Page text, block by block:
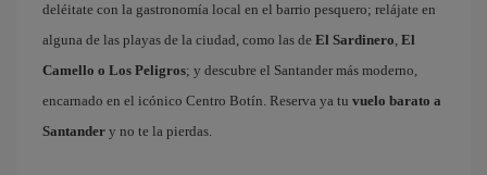
deléitate con la gastronomía local en el barrio pesquero; relájate en
alguna de las playas de la ciudad, como las de El Sardinero, El
Camello o Los Peligros; y descubre el Santander más moderno,
encarnado en el icónico Centro Botín. Reserva ya tu vuelo barato a
Santander y no te la pierdas.